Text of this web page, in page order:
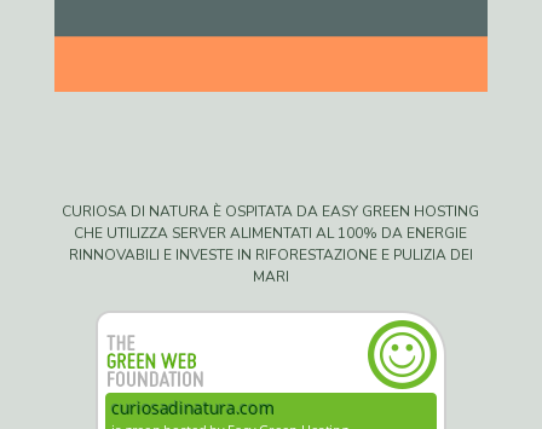
CURIOSA DI NATURA È OSPITATA DA EASY GREEN HOSTING
CHE UTILIZZA SERVER ALIMENTATI AL 100% DA ENERGIE
RINNOVABILI E INVESTE IN RIFORESTAZIONE E PULIZIA DEI
MARI